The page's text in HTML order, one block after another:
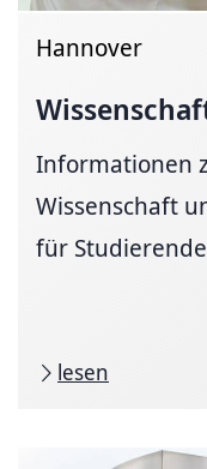
Hannover
Informationen
Wissenschaft
für
lesen